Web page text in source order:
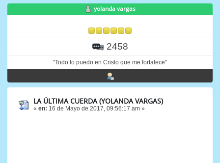
yolanda vargas
2458
"Todo lo puedo en Cristo que me fortalece"
LA ÚLTIMA CUERDA (YOLANDA VARGAS)
« en: 16 de Mayo de 2017, 09:56:17 am »